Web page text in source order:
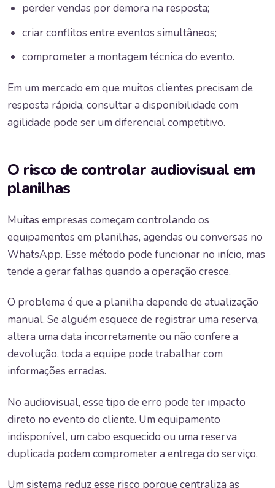
perder vendas por demora na resposta;
criar conflitos entre eventos simultâneos;
comprometer a montagem técnica do evento.
Em um mercado em que muitos clientes precisam de
resposta rápida, consultar a disponibilidade com
agilidade pode ser um diferencial competitivo.
O risco de controlar audiovisual em
planilhas
Muitas empresas começam controlando os
equipamentos em planilhas, agendas ou conversas no
WhatsApp. Esse método pode funcionar no início, mas
tende a gerar falhas quando a operação cresce.
O problema é que a planilha depende de atualização
manual. Se alguém esquece de registrar uma reserva,
altera uma data incorretamente ou não confere a
devolução, toda a equipe pode trabalhar com
informações erradas.
No audiovisual, esse tipo de erro pode ter impacto
direto no evento do cliente. Um equipamento
indisponível, um cabo esquecido ou uma reserva
duplicada podem comprometer a entrega do serviço.
Um sistema reduz esse risco porque centraliza as